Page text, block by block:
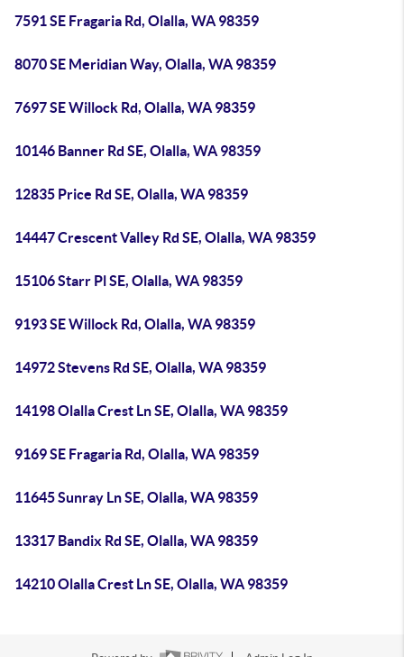
7591 SE Fragaria Rd, Olalla, WA 98359
8070 SE Meridian Way, Olalla, WA 98359
7697 SE Willock Rd, Olalla, WA 98359
10146 Banner Rd SE, Olalla, WA 98359
12835 Price Rd SE, Olalla, WA 98359
14447 Crescent Valley Rd SE, Olalla, WA 98359
15106 Starr Pl SE, Olalla, WA 98359
9193 SE Willock Rd, Olalla, WA 98359
14972 Stevens Rd SE, Olalla, WA 98359
14198 Olalla Crest Ln SE, Olalla, WA 98359
9169 SE Fragaria Rd, Olalla, WA 98359
11645 Sunray Ln SE, Olalla, WA 98359
13317 Bandix Rd SE, Olalla, WA 98359
14210 Olalla Crest Ln SE, Olalla, WA 98359